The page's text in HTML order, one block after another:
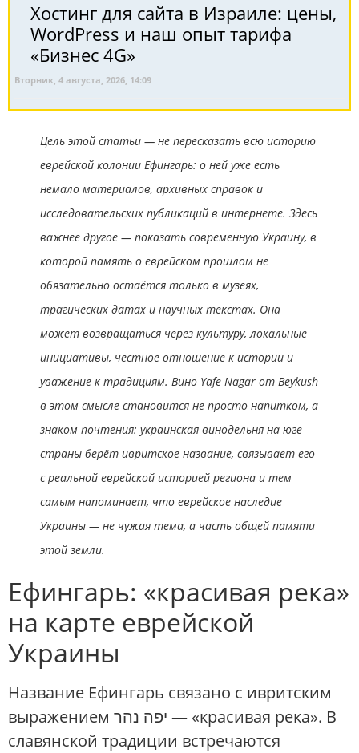
Хостинг для сайта в Израиле: цены,
WordPress и наш опыт тарифа
«Бизнес 4G»
Вторник, 4 августа, 2026, 14:09
Цель этой статьи — не пересказать всю историю
еврейской колонии Ефингарь: о ней уже есть
немало материалов, архивных справок и
исследовательских публикаций в интернете. Здесь
важнее другое — показать современную Украину, в
которой память о еврейском прошлом не
обязательно остаётся только в музеях,
трагических датах и научных текстах. Она
может возвращаться через культуру, локальные
инициативы, честное отношение к истории и
уважение к традициям. Вино Yafe Nagar от Beykush
в этом смысле становится не просто напитком, а
знаком почтения: украинская винодельня на юге
страны берёт ивритское название, связывает его
с реальной еврейской историей региона и тем
самым напоминает, что еврейское наследие
Украины — не чужая тема, а часть общей памяти
этой земли.
Ефингарь: «красивая река»
на карте еврейской
Украины
Название Ефингарь связано с ивритским
выражением יפה נהר — «красивая река». В
славянской традиции встречаются